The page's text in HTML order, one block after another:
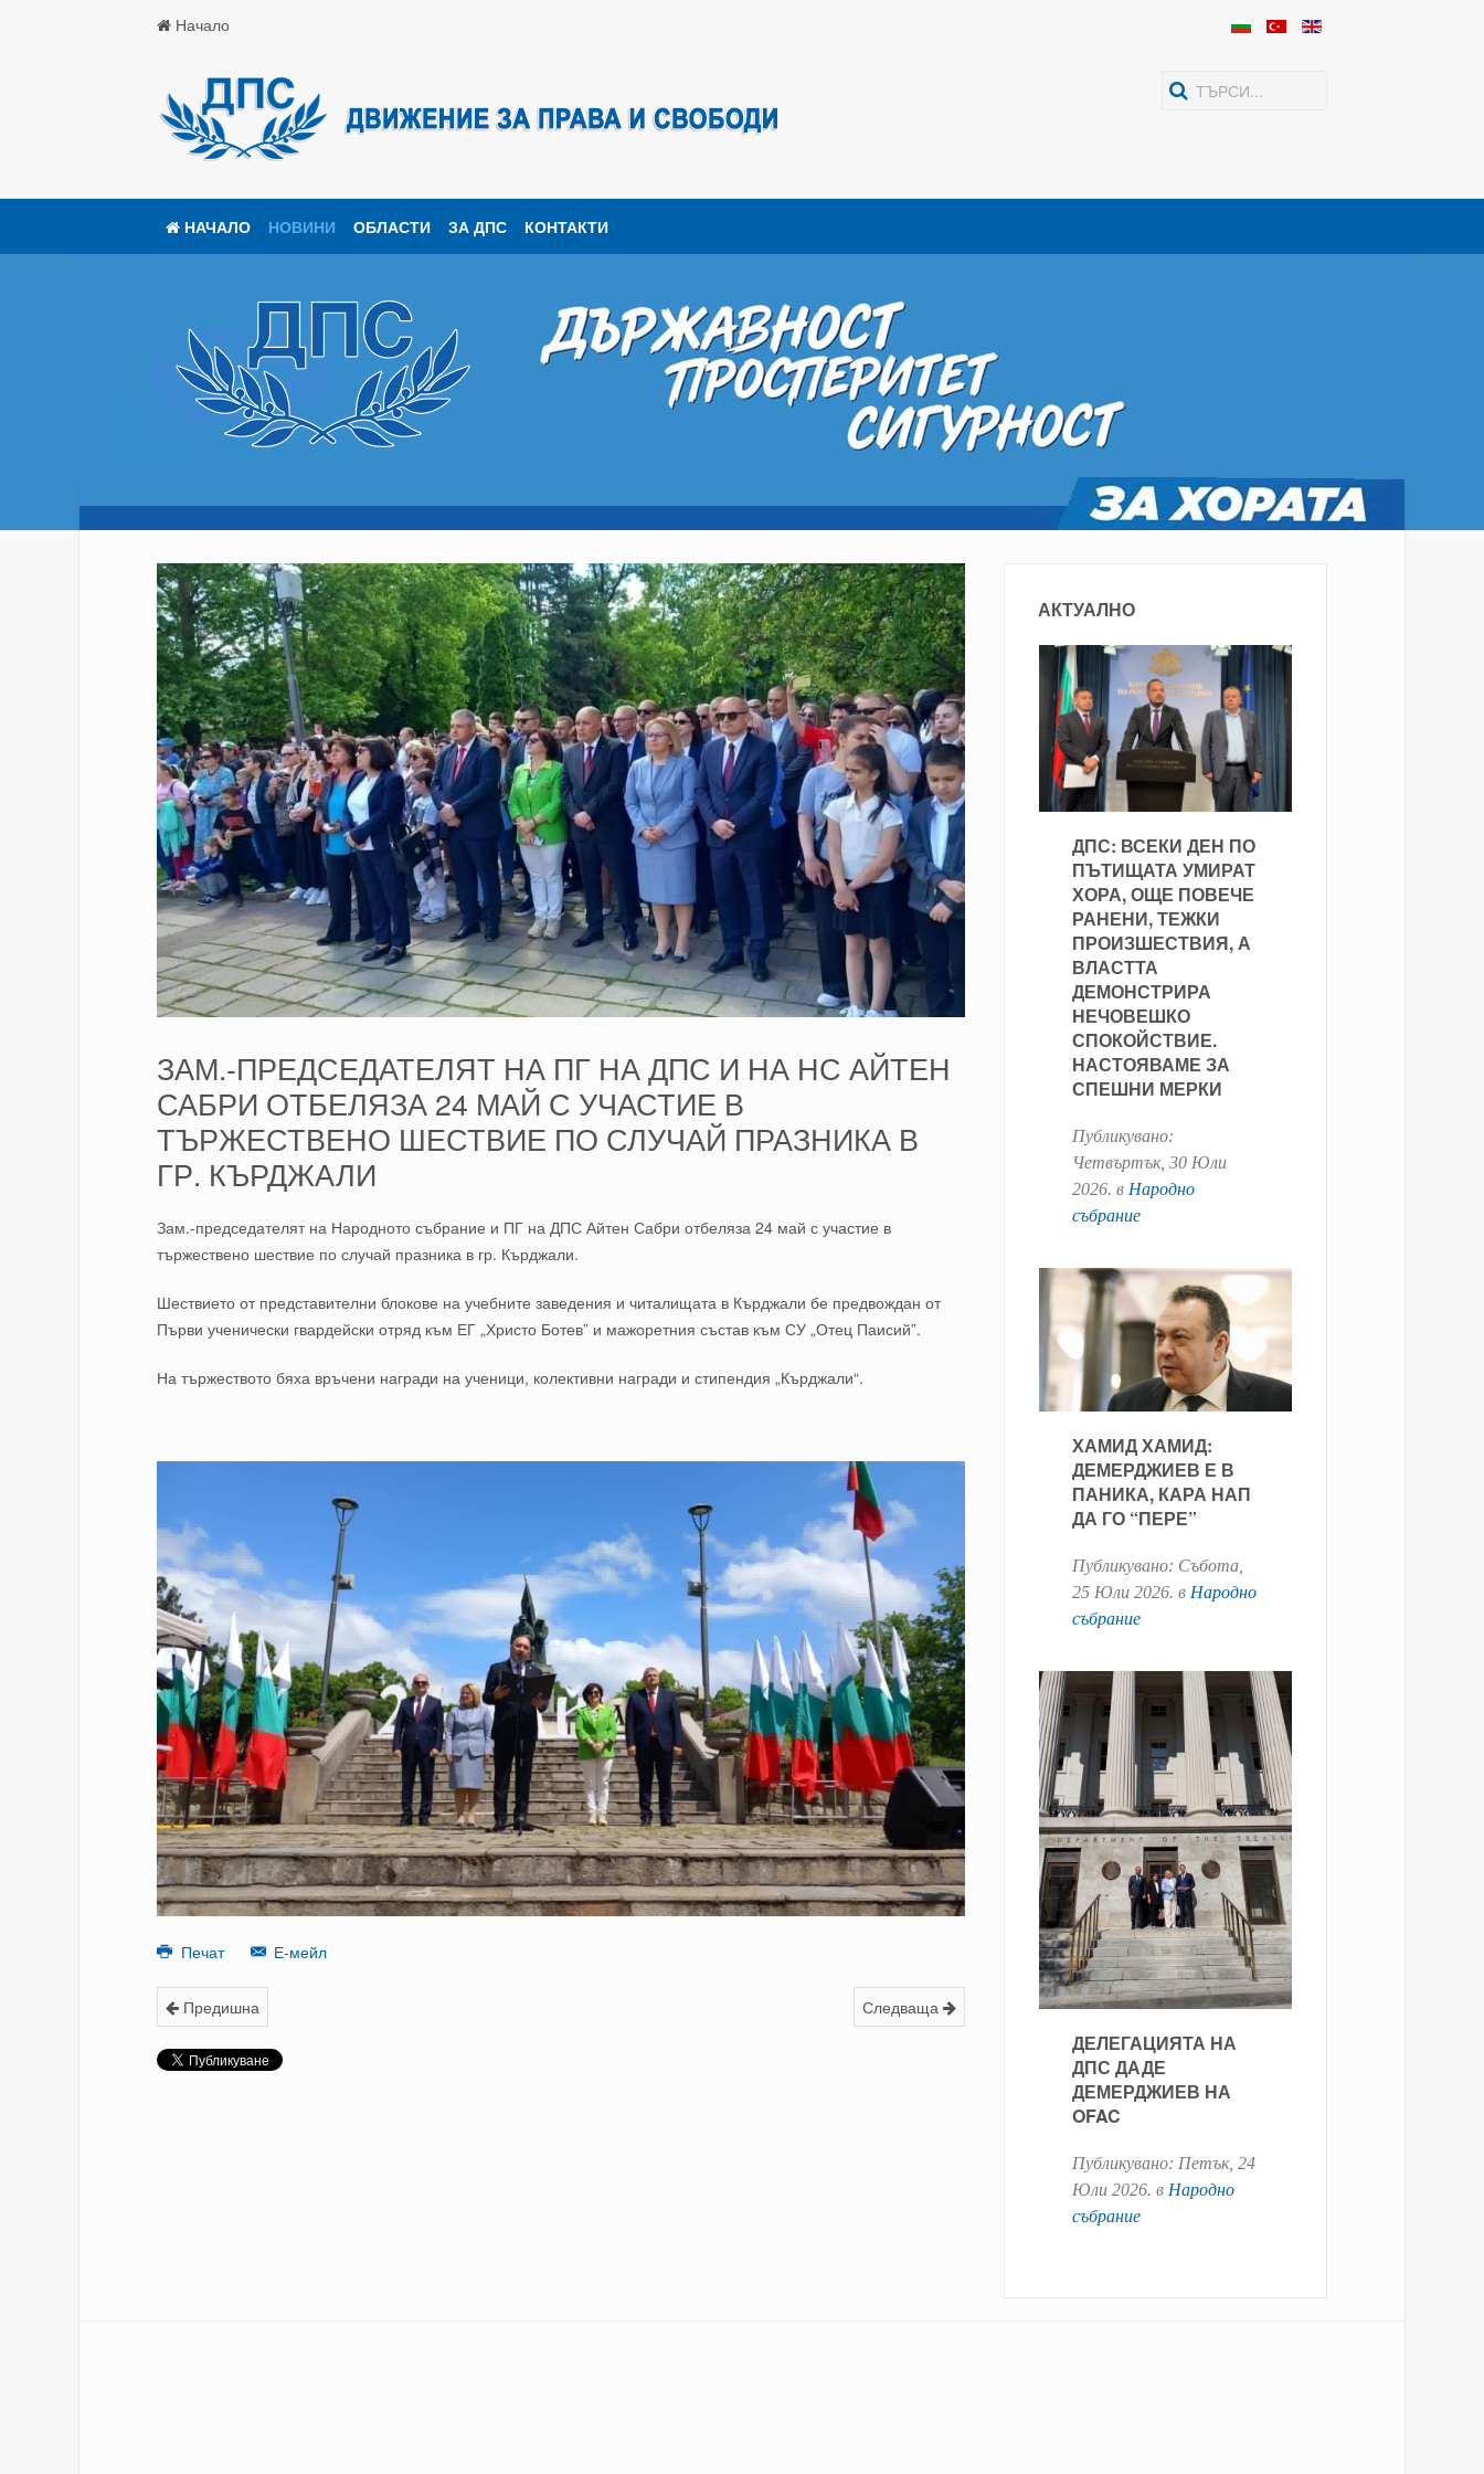
Начало
НАЧАЛО НОВИНИ ОБЛАСТИ ЗА ДПС КОНТАКТИ
ЗАМ.-ПРЕДСЕДАТЕЛЯТ НА ПГ НА ДПС И НА НС АЙТЕН
САБРИ ОТБЕЛЯЗА 24 МАЙ С УЧАСТИЕ В
ТЪРЖЕСТВЕНО ШЕСТВИЕ ПО СЛУЧАЙ ПРАЗНИКА В
ГР. КЪРДЖАЛИ
Зам.-председателят на Народното събрание и ПГ на ДПС Айтен Сабри отбеляза 24 май с участие в
тържествено шествие по случай празника в гр. Кърджали.
Шествието от представителни блокове на учебните заведения и читалищата в Кърджали бе предвождан от
Първи ученически гвардейски отряд към ЕГ „Христо Ботев” и мажоретния състав към СУ „Отец Паисий”.
На тържеството бяха връчени награди на ученици, колективни награди и стипендия „Кърджали“.
Печат Е-мейл
Предишна Следваща
АКТУАЛНО
ДПС: ВСЕКИ ДЕН ПО
ПЪТИЩАТА УМИРАТ
ХОРА, ОЩЕ ПОВЕЧЕ
РАНЕНИ, ТЕЖКИ
ПРОИЗШЕСТВИЯ, А
ВЛАСТТА
ДЕМОНСТРИРА
НЕЧОВЕШКО
СПОКОЙСТВИЕ.
НАСТОЯВАМЕ ЗА
СПЕШНИ МЕРКИ
Публикувано:
Четвъртък, 30 Юли
2026. в Народно
събрание
ХАМИД ХАМИД:
ДЕМЕРДЖИЕВ Е В
ПАНИКА, КАРА НАП
ДА ГО “ПЕРЕ”
Публикувано: Събота,
25 Юли 2026. в Народно
събрание
ДЕЛЕГАЦИЯТА НА
ДПС ДАДЕ
ДЕМЕРДЖИЕВ НА
OFAC
Публикувано: Петък, 24
Юли 2026. в Народно
събрание